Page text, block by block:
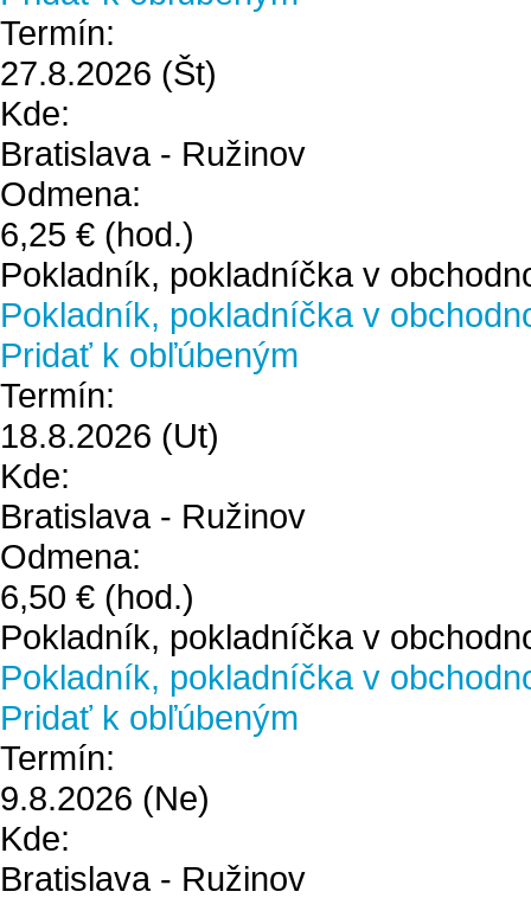
Termín:
27.8.2026 (Št)
Kde:
Bratislava - Ružinov
Odmena:
6,25 € (hod.)
Pokladník, pokladníčka v
Pokladník, pokladníčka v
Pridať k obľúbeným
Termín:
18.8.2026 (Ut)
Kde:
Bratislava - Ružinov
Odmena:
6,50 € (hod.)
Pokladník, pokladníčka v
Pokladník, pokladníčka v
Pridať k obľúbeným
Termín:
9.8.2026 (Ne)
Kde:
Bratislava - Ružinov